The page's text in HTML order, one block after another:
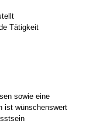
Tätigkeit
sowie eine
ist wünschenswert